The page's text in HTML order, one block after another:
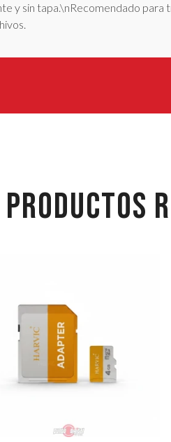
y sin tapa.\nRecomendado
PRODUCTOS